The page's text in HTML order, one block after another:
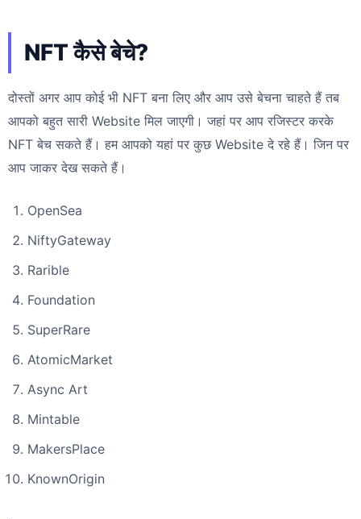
NFT कैसे बेचे?
दोस्तों अगर आप कोई भी NFT बना लिए और आप उसे बेचना चाहते हैं तब
आपको बहुत सारी Website मिल जाएगी। जहां पर आप रजिस्टर करके
NFT बेच सकते हैं। हम आपको यहां पर कुछ Website दे रहे हैं। जिन पर
आप जाकर देख सकते हैं।
OpenSea
NiftyGateway
Rarible
Foundation
SuperRare
AtomicMarket
Async Art
Mintable
MakersPlace
KnownOrigin